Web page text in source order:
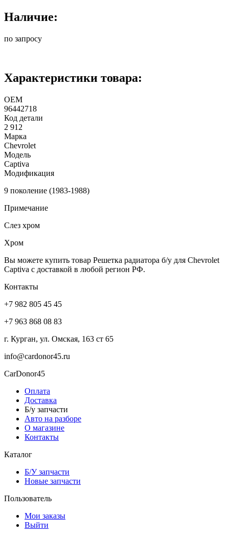
Наличие:
по запросу
Характеристики товара:
ОЕМ
96442718
Код детали
2 912
Марка
Chevrolet
Модель
Captiva
Модификация
9 поколение (1983-1988)
Примечание
Слез хром
Хром
Вы можете купить товар Решетка радиатора б/у для Chevrolet
Captiva с доставкой в любой регион РФ.
Контакты
+7 982 805 45 45
+7 963 868 08 83
г. Курган, ул. Омская, 163 ст 65
info@cardonor45.ru
CarDonor45
Оплата
Доставка
Б/у запчасти
Авто на разборе
О магазине
Контакты
Каталог
Б/У запчасти
Новые запчасти
Пользователь
Мои заказы
Выйти